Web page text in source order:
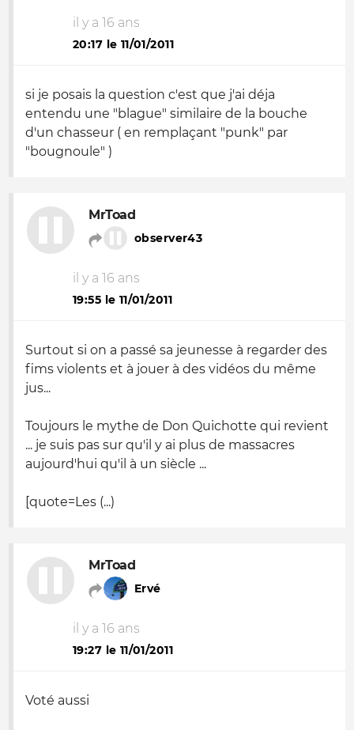
il y a 16 ans
20:17 le 11/01/2011
si je posais la question c'est que j'ai déja
entendu une "blague" similaire de la bouche
d'un chasseur ( en remplaçant "punk" par
"bougnoule" )
MrToad
observer43
il y a 16 ans
19:55 le 11/01/2011
Surtout si on a passé sa jeunesse à regarder des
fims violents et à jouer à des vidéos du même
jus...
Toujours le mythe de Don Quichotte qui revient
... je suis pas sur qu'il y ai plus de massacres
aujourd'hui qu'il à un siècle ...
[quote=Les (...)
MrToad
Ervé
il y a 16 ans
19:27 le 11/01/2011
Voté aussi